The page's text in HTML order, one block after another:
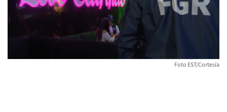
Foto EST/Cortesía